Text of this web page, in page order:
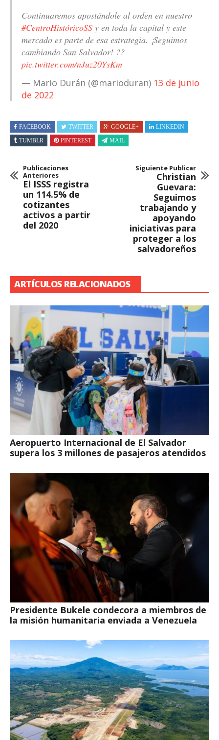
Continuaremos apostándole al orden en nuestro
#CentroHistóricoSS y en toda la capital y este
mercado es parte de esa estrategia. ¡Seguimos
cambiando San Salvador! ??
pic.twitter.com/nJuz20YsKm
— Mario Durán (@marioduran) 13 de junio
de 2022
FACEBOOK TWITTER GOOGLE+
LINKEDIN
TUMBLR
PINTEREST MAIL
Publicaciones
Anteriores
El ISSS registra
un 114.5% de
cotizantes
activos a partir
del 2020
Siguiente Publicar
Christian
Guevara:
Seguimos
trabajando y
apoyando
iniciativas para
proteger a los
salvadoreños
ARTÍCULOS RELACIONADOS
Aeropuerto Internacional de El Salvador
supera los 3 millones de pasajeros atendidos
Presidente Bukele condecora a miembros de
la misión humanitaria enviada a Venezuela